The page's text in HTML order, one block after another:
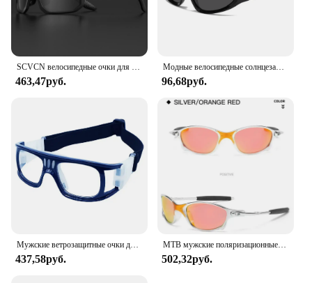
463,47руб.
Модные велосипедные солнцезащитные очки Y2K, милитари, для активного отдыха, футуристические солнцезащитные очки с УФ-защитой, очки для уличной съемки для женщин и мужчин
96,68руб.
437,58руб.
MTB мужские поляризационные солнцезащитные очки велосипедные очки UV400 солнцезащитные очки для рыбалки металлические велосипедные очки велосипедные очки очки для верховой езды D4-3
502,32руб.